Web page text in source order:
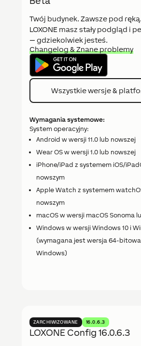
Twój budynek. Zawsze pod
LOXONE masz stały podgląd i
— gdziekolwiek jesteś.
Changelog & Znane problemy
Wszystkie wersje &
Wymagania systemowe:
System operacyjny:
Android w wersji 11.0 lub nowszej
Wear OS w wersji 1.0 lub nowszej
iPhone/iPad z systemem iOS/
nowszym
Apple Watch z systemem
nowszym
macOS w wersji macOS Sonoma
Windows w wersji Windows 10 i
(wymagana jest wersja 64-
Windows)
ZARCHIWIZOWANE 16.0.6.3
LOXONE Config 16.0.6.3